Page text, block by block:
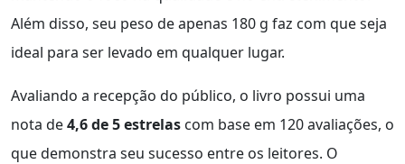
Além disso, seu peso de apenas 180 g faz com que seja
ideal para ser levado em qualquer lugar.
Avaliando a recepção do público, o livro possui uma
nota de4,6 de 5 estrelas com base em 120 avaliações, o
que demonstra seu sucesso entre os leitores. O